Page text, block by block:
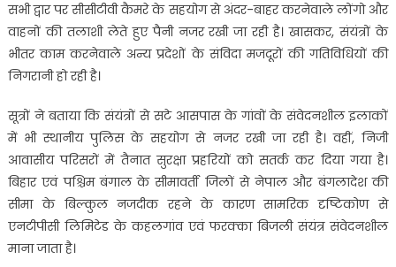
सभी द्वार पर सीसीटीवी कैमरे के सहयोग से अंदर-बाहर करनेवाले लोंगो और
वाहनों की तलाशी लेते हुए पैनी नजर रखी जा रही है। खासकर, संयंत्रों के
भीतर काम करनेवाले अन्य प्रदेशों के संविदा मजदूरों की गतिविधियों की
निगरानी हो रही है।
सूत्रों ने बताया कि संयंत्रों से सटे आसपास के गांवों के संवेदनशील इलाकों
में भी स्थानीय पुलिस के सहयोग से नजर रखी जा रही है। वहीं, निजी
आवासीय परिसरों में तैनात सुरक्षा प्रहरियों को सतर्क कर दिया गया है।
बिहार एवं पश्चिम बंगाल के सीमावर्ती जिलों से नेपाल और बंगलादेश की
सीमा के बिल्कुल नजदीक रहने के कारण सामरिक दृष्टिकोण से
एनटीपीसी लिमिटेड के कहलगांव एवं फरक्का बिजली संयंत्र संवेदनशील
माना जाता है।